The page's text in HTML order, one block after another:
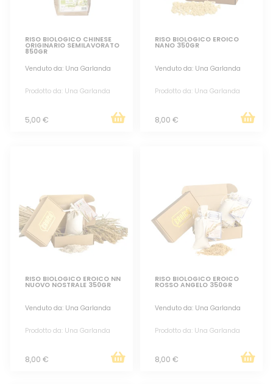
RISO BIOLOGICO CHINESE
ORIGINARIO SEMILAVORATO
850GR
Venduto da: Una Garlanda
Prodotto da: Una Garlanda
5,00 €
RISO BIOLOGICO EROICO
NANO 350GR
Venduto da: Una Garlanda
Prodotto da: Una Garlanda
8,00 €
RISO BIOLOGICO EROICO NN
NUOVO NOSTRALE 350GR
Venduto da: Una Garlanda
Prodotto da: Una Garlanda
8,00 €
RISO BIOLOGICO EROICO
ROSSO ANGELO 350GR
Venduto da: Una Garlanda
Prodotto da: Una Garlanda
8,00 €